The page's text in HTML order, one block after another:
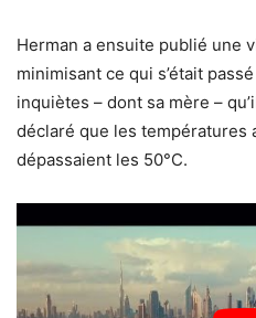
Herman a ensuite publié une
minimisant ce qui s’était
inquiètes – dont sa mère –
déclaré que les températures
dépassaient les 50°C.